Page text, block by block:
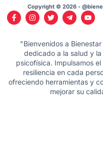
Copyright © 2026 -
"Bienvenidos a
dedicado a la salud y
psicofísica. Impulsamos
resiliencia en cada
ofreciendo herramientas y
mejorar su